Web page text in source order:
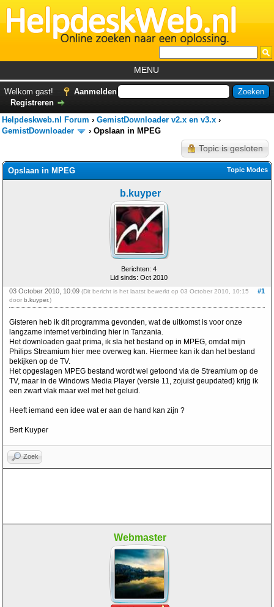
MENU
Foutcodes
Forum
Welkom gast!
Aanmelden
Registreren
Helpdeskweb.nl Forum › GemistDownloader v2.x en v3.x ›
GemistDownloader
› Opslaan in MPEG
Topic is gesloten
Topic Modes
Opslaan in MPEG
b.kuyper
Berichten: 4
Lid sinds: Oct 2010
#1
03 October 2010, 10:09 (Dit bericht is het laatst bewerkt op 03 October 2010, 10:15
door b.kuyper.)
Gisteren heb ik dit programma gevonden, wat de uitkomst is voor onze
langzame internet verbinding hier in Tanzania.
Het downloaden gaat prima, ik sla het bestand op in MPEG, omdat mijn
Philips Streamium hier mee overweg kan. Hiermee kan ik dan het bestand
bekijken op de TV.
Het opgeslagen MPEG bestand wordt wel getoond via de Streamium op de
TV, maar in de Windows Media Player (versie 11, zojuist geupdated) krijg ik
een zwart vlak maar wel met het geluid.
Heeft iemand een idee wat er aan de hand kan zijn ?
Bert Kuyper
Zoek
Webmaster